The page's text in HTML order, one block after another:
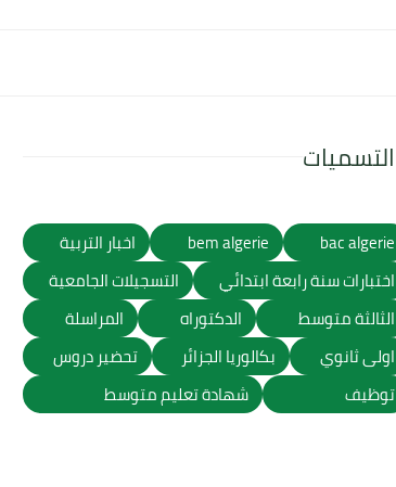
التسميات
bac algerie
bem algerie
اخبار التربية
اختبارات سنة رابعة ابتدائي
التسجيلات الجامعية
الثالثة متوسط
الدكتوراه
المراسلة
اولى ثانوي
بكالوريا الجزائر
تحضير دروس
توظيف
شهادة تعليم متوسط